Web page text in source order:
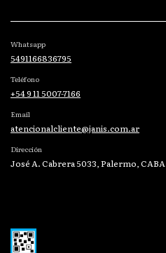
Whatsapp
5491166836795
Teléfono
+54 9 11 5007-7166
Email
atencionalcliente@janis.com.ar
Dirección
José A. Cabrera 5033, Palermo, CABA